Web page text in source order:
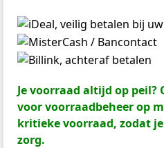
Je voorraad altijd op peil?
voor voorraadbeheer op
kritieke voorraad, zodat
zorg.